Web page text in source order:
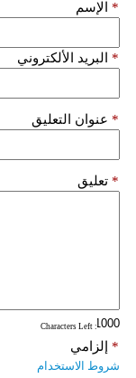
الإسم *
البريد الألكتروني *
عنوان التعليق *
تعليق *
: Characters Left
إلزامي *
شروط الاستخدام